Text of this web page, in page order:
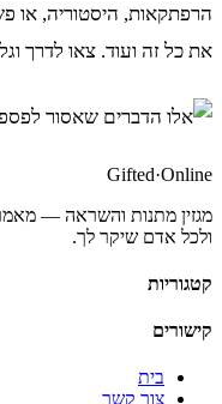
הרפתקאות, היסטוריה, או
את כל זה ועוד. צאו לדרך
Gifted·Online
מגזין מתנות והשראה —
ולכל אדם שיקר לך.
קטגוריות
קישורים
בית
צור קשר